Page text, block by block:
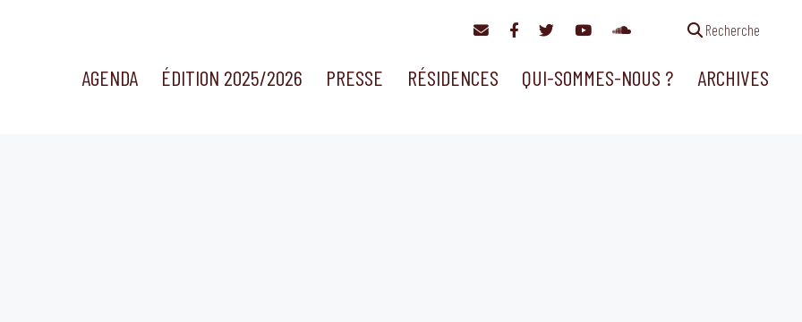
Recherche
AGENDA ÉDITION 2025/2026 PRESSE RÉSIDENCES QUI-SOMMES-NOUS ? ARCHIVES